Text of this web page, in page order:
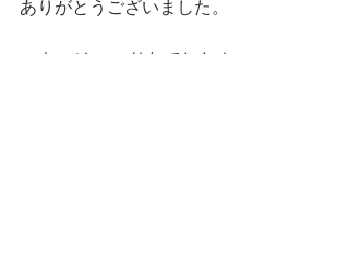
ありがとうございました。
マネージャー りなでした★